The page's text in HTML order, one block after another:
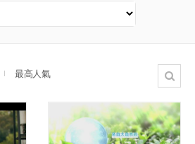
最高人氣